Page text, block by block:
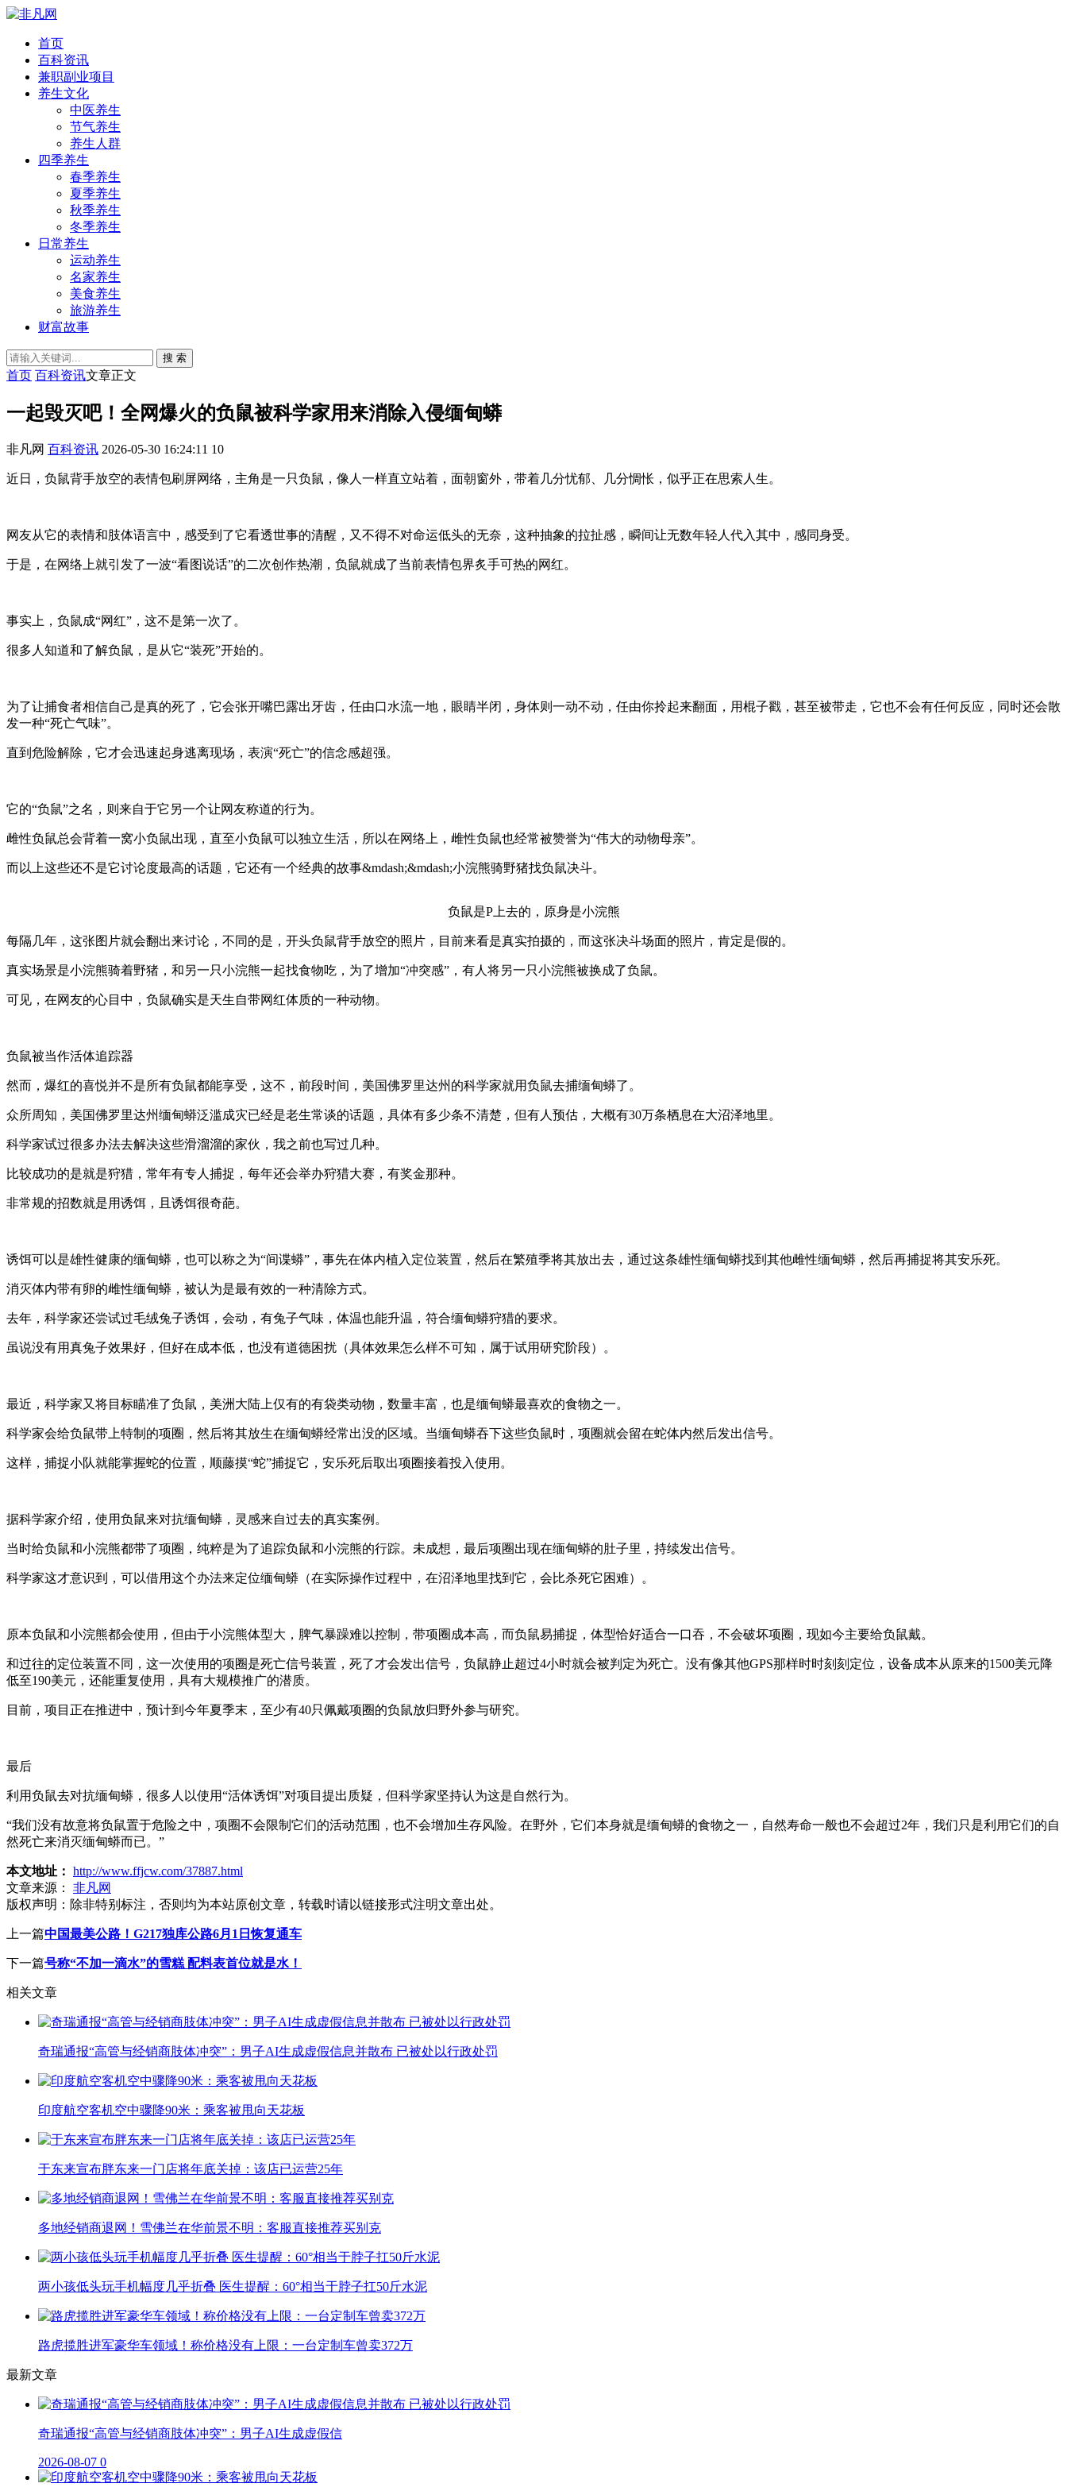
首页
百科资讯
兼职副业项目
养生文化
中医养生
节气养生
养生人群
四季养生
春季养生
夏季养生
秋季养生
冬季养生
日常养生
运动养生
名家养生
美食养生
旅游养生
财富故事
搜 索
首页 百科资讯文章正文
一起毁灭吧！全网爆火的负鼠被科学家用来消除入侵缅甸蟒
非凡网 百科资讯 2026-05-30 16:24:11 10
近日，负鼠背手放空的表情包刷屏网络，主角是一只负鼠，像人一样直立站着，面朝窗外，带着几分忧郁、几分惆怅，似乎正在思索人生。
网友从它的表情和肢体语言中，感受到了它看透世事的清醒，又不得不对命运低头的无奈，这种抽象的拉扯感，瞬间让无数年轻人代入其中，感同身受。
于是，在网络上就引发了一波“看图说话”的二次创作热潮，负鼠就成了当前表情包界炙手可热的网红。
事实上，负鼠成“网红”，这不是第一次了。
很多人知道和了解负鼠，是从它“装死”开始的。
为了让捕食者相信自己是真的死了，它会张开嘴巴露出牙齿，任由口水流一地，眼睛半闭，身体则一动不动，任由你拎起来翻面，用棍子戳，甚至被带走，它也不会有任何反应，同时还会散
发一种“死亡气味”。
直到危险解除，它才会迅速起身逃离现场，表演“死亡”的信念感超强。
它的“负鼠”之名，则来自于它另一个让网友称道的行为。
雌性负鼠总会背着一窝小负鼠出现，直至小负鼠可以独立生活，所以在网络上，雌性负鼠也经常被赞誉为“伟大的动物母亲”。
而以上这些还不是它讨论度最高的话题，它还有一个经典的故事&mdash;&mdash;小浣熊骑野猪找负鼠决斗。
负鼠是P上去的，原身是小浣熊
每隔几年，这张图片就会翻出来讨论，不同的是，开头负鼠背手放空的照片，目前来看是真实拍摄的，而这张决斗场面的照片，肯定是假的。
真实场景是小浣熊骑着野猪，和另一只小浣熊一起找食物吃，为了增加“冲突感”，有人将另一只小浣熊被换成了负鼠。
可见，在网友的心目中，负鼠确实是天生自带网红体质的一种动物。
负鼠被当作活体追踪器
然而，爆红的喜悦并不是所有负鼠都能享受，这不，前段时间，美国佛罗里达州的科学家就用负鼠去捕缅甸蟒了。
众所周知，美国佛罗里达州缅甸蟒泛滥成灾已经是老生常谈的话题，具体有多少条不清楚，但有人预估，大概有30万条栖息在大沼泽地里。
科学家试过很多办法去解决这些滑溜溜的家伙，我之前也写过几种。
比较成功的是就是狩猎，常年有专人捕捉，每年还会举办狩猎大赛，有奖金那种。
非常规的招数就是用诱饵，且诱饵很奇葩。
诱饵可以是雄性健康的缅甸蟒，也可以称之为“间谍蟒”，事先在体内植入定位装置，然后在繁殖季将其放出去，通过这条雄性缅甸蟒找到其他雌性缅甸蟒，然后再捕捉将其安乐死。
消灭体内带有卵的雌性缅甸蟒，被认为是最有效的一种清除方式。
去年，科学家还尝试过毛绒兔子诱饵，会动，有兔子气味，体温也能升温，符合缅甸蟒狩猎的要求。
虽说没有用真兔子效果好，但好在成本低，也没有道德困扰（具体效果怎么样不可知，属于试用研究阶段）。
最近，科学家又将目标瞄准了负鼠，美洲大陆上仅有的有袋类动物，数量丰富，也是缅甸蟒最喜欢的食物之一。
科学家会给负鼠带上特制的项圈，然后将其放生在缅甸蟒经常出没的区域。当缅甸蟒吞下这些负鼠时，项圈就会留在蛇体内然后发出信号。
这样，捕捉小队就能掌握蛇的位置，顺藤摸“蛇”捕捉它，安乐死后取出项圈接着投入使用。
据科学家介绍，使用负鼠来对抗缅甸蟒，灵感来自过去的真实案例。
当时给负鼠和小浣熊都带了项圈，纯粹是为了追踪负鼠和小浣熊的行踪。未成想，最后项圈出现在缅甸蟒的肚子里，持续发出信号。
科学家这才意识到，可以借用这个办法来定位缅甸蟒（在实际操作过程中，在沼泽地里找到它，会比杀死它困难）。
原本负鼠和小浣熊都会使用，但由于小浣熊体型大，脾气暴躁难以控制，带项圈成本高，而负鼠易捕捉，体型恰好适合一口吞，不会破坏项圈，现如今主要给负鼠戴。
和过往的定位装置不同，这一次使用的项圈是死亡信号装置，死了才会发出信号，负鼠静止超过4小时就会被判定为死亡。没有像其他GPS那样时时刻刻定位，设备成本从原来的1500美元降
低至190美元，还能重复使用，具有大规模推广的潜质。
目前，项目正在推进中，预计到今年夏季末，至少有40只佩戴项圈的负鼠放归野外参与研究。
最后
利用负鼠去对抗缅甸蟒，很多人以使用“活体诱饵”对项目提出质疑，但科学家坚持认为这是自然行为。
“我们没有故意将负鼠置于危险之中，项圈不会限制它们的活动范围，也不会增加生存风险。在野外，它们本身就是缅甸蟒的食物之一，自然寿命一般也不会超过2年，我们只是利用它们的自
然死亡来消灭缅甸蟒而已。”
本文地址： http://www.ffjcw.com/37887.html
文章来源：
非凡网
版权声明： 除非特别标注，否则均为本站原创文章，转载时请以链接形式注明文章出处。
上一篇中国最美公路！G217独库公路6月1日恢复通车
下一篇号称“不加一滴水”的雪糕 配料表首位就是水！
相关文章
奇瑞通报“高管与经销商肢体冲突”：男子AI生成虚假信息并散布 已被处以行政处罚
印度航空客机空中骤降90米：乘客被甩向天花板
于东来宣布胖东来一门店将年底关掉：该店已运营25年
多地经销商退网！雪佛兰在华前景不明：客服直接推荐买别克
两小孩低头玩手机幅度几乎折叠 医生提醒：60°相当于脖子扛50斤水泥
路虎揽胜进军豪华车领域！称价格没有上限：一台定制车曾卖372万
最新文章
奇瑞通报“高管与经销商肢体冲突”：男子AI生成虚假信
2026-08-07 0